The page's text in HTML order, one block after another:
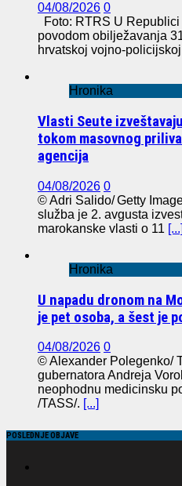
04/08/2026 0
Foto: RTRS U
povodom obilježavanja
hrvatskoj vojno-policijskoj
Hronika
Vlasti Seute
tokom masovnog
agencija
04/08/2026 0
© Adri Salido/ Getty
služba je 2. avgusta
marokanske vlasti o 11 [...]
Hronika
U napadu dronom na
je pet osoba, a šest je
04/08/2026 0
© Alexander Polegenko/
gubernatora Andreja
neophodnu medicinsku
/TASS/. [...]
POSLEDNJE OBJAVE